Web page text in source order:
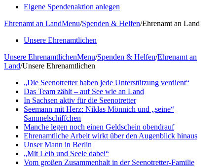
Eigene Spendenaktion anlegen
Ehrenamt an LandMenu/Spenden & Helfen/Ehrenamt an Land
Unsere Ehrenamtlichen
Unsere EhrenamtlichenMenu/Spenden & Helfen/Ehrenamt an
Land/Unsere Ehrenamtlichen
„Die Seenotretter haben jede Unterstützung verdient“
Das Team zählt – auf See wie an Land
In Sachsen aktiv für die Seenotretter
Seemann mit Herz: Niklas Mönnich und „seine“
Sammelschiffchen
Manche legen noch einen Geldschein obendrauf
Ehrenamtliche Arbeit wirkt über den Augenblick hinaus
Unser Mann in Berlin
„Mit Leib und Seele dabei“
Vom großen Zusammenhalt in der Seenotretter-Familie